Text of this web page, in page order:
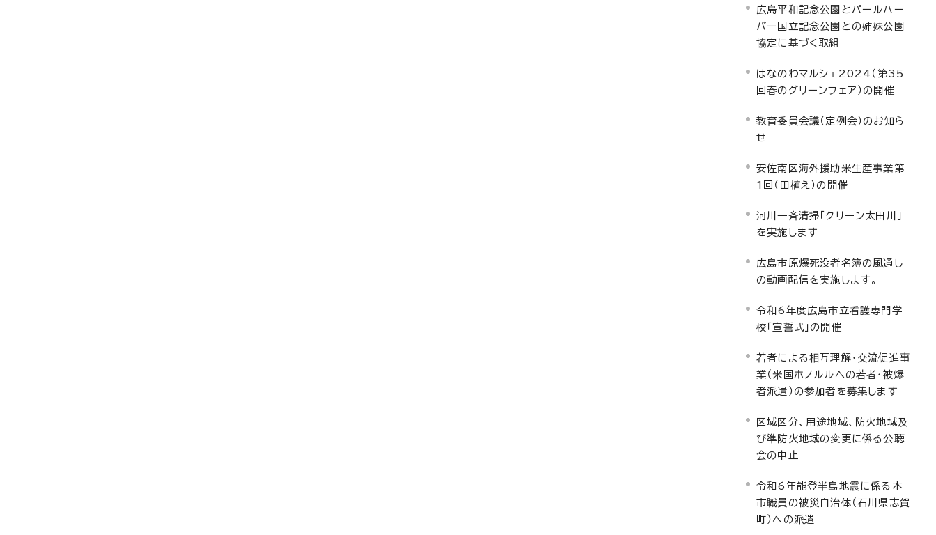
広島平和記念公園とパールハー
バー国立記念公園との姉妹公園
協定に基づく取組
はなのわマルシェ2024（第35
回春のグリーンフェア）の開催
教育委員会議（定例会）のお知ら
せ
安佐南区海外援助米生産事業第
1回（田植え）の開催
河川一斉清掃「クリーン太田川」
を実施します
広島市原爆死没者名簿の風通し
の動画配信を実施します。
令和6年度広島市立看護専門学
校「宣誓式」の開催
若者による相互理解・交流促進事
業（米国ホノルルへの若者・被爆
者派遣）の参加者を募集します
区域区分、用途地域、防火地域及
び準防火地域の変更に係る公聴
会の中止
令和6年能登半島地震に係る本
市職員の被災自治体（石川県志賀
町）への派遣